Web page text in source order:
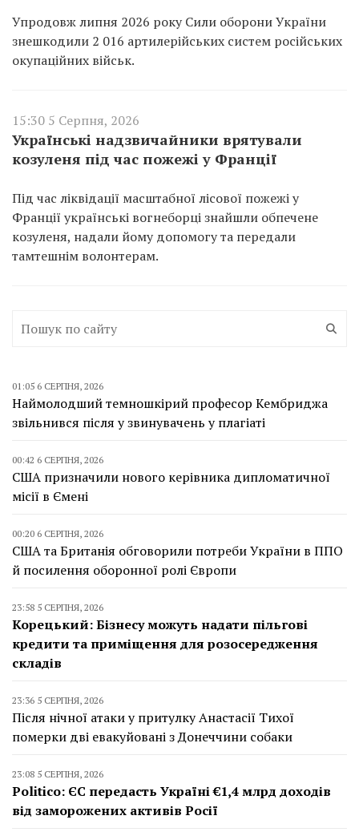
Упродовж липня 2026 року Сили оборони України
знешкодили 2 016 артилерійських систем російських
окупаційних військ.
15:30 5 Серпня, 2026
Українські надзвичайники врятували
козуленя під час пожежі у Франції
Під час ліквідації масштабної лісової пожежі у
Франції українські вогнеборці знайшли обпечене
козуленя, надали йому допомогу та передали
тамтешнім волонтерам.
01:05 6 СЕРПНЯ, 2026
Наймолодший темношкірий професор Кембриджа
звільнився після у звинувачень у плагіаті
00:42 6 СЕРПНЯ, 2026
США призначили нового керівника дипломатичної
місії в Ємені
00:20 6 СЕРПНЯ, 2026
США та Британія обговорили потреби України в ППО
й посилення оборонної ролі Європи
23:58 5 СЕРПНЯ, 2026
Корецький: Бізнесу можуть надати пільгові
кредити та приміщення для розосередження
складів
23:36 5 СЕРПНЯ, 2026
Після нічної атаки у притулку Анастасії Тихої
померки дві евакуйовані з Донеччини собаки
23:08 5 СЕРПНЯ, 2026
Politico: ЄС передасть Україні €1,4 млрд доходів
від заморожених активів Росії